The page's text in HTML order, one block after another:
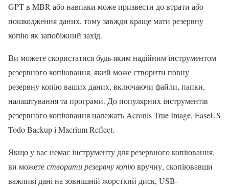
GPT в MBR або навпаки може призвести до втрати або
пошкодження даних, тому завжди краще мати резервну
копію як запобіжний захід.
Ви можете скористатися будь-яким надійним інструментом
резервного копіювання, який може створити повну
резервну копію ваших даних, включаючи файли, папки,
налаштування та програми. До популярних інструментів
резервного копіювання належать Acronis True Image, EaseUS
Todo Backup і Macrium Reflect.
Якщо у вас немає інструменту для резервного копіювання,
ви можетестворити резервну копіювручну, скопіювавши
важливі дані на зовнішній жорсткий диск, USB-